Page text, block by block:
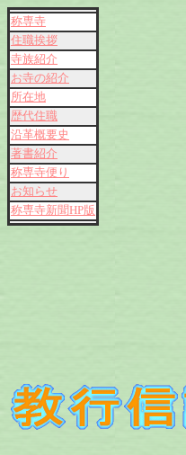
称専寺
住職挨拶
寺族紹介
お寺の紹介
所在地
歴代住職
沿革概要史
著書紹介
称専寺便り
お知らせ
称専寺新聞HP版